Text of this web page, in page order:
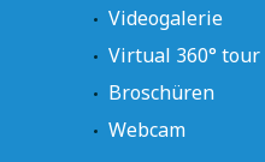
Videogalerie
Virtual 360° tour
Broschüren
Webcam